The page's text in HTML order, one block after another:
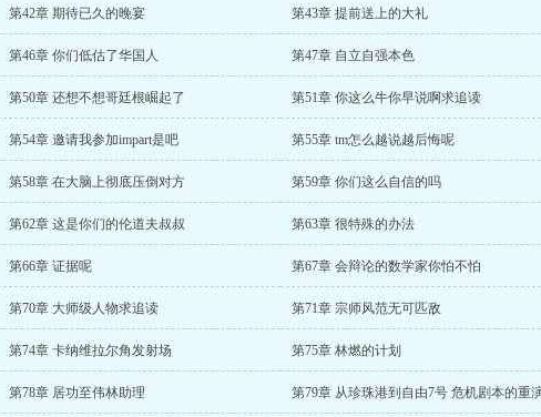
第42章 期待已久的晚宴 第43章 提前送上的大礼
第46章 你们低估了华国人 第47章 自立自强本色
第50章 还想不想哥廷根崛起了 第51章 你这么牛你早说啊求追读
第54章 邀请我参加impart是吧 第55章 tm怎么越说越后悔呢
第58章 在大脑上彻底压倒对方 第59章 你们这么自信的吗
第62章 这是你们的伦道夫叔叔 第63章 很特殊的办法
第66章 证据呢 第67章 会辩论的数学家你怕不怕
第70章 大师级人物求追读 第71章 宗师风范无可匹敌
第74章 卡纳维拉尔角发射场 第75章 林燃的计划
第78章 居功至伟林助理 第79章 从珍珠港到自由7号 危机剧本的重